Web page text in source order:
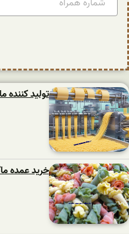
تولید کننده
خرید عمده